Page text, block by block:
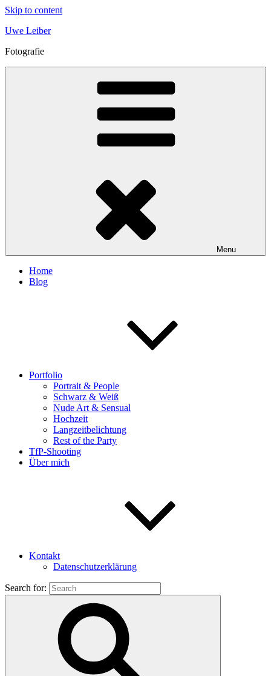
Skip to content
Uwe Leiber
Fotografie
Menu
Home
Blog
Portfolio
Portrait & People
Schwarz & Weiß
Nude Art & Sensual
Hochzeit
Langzeitbelichtung
Rest of the Party
TfP-Shooting
Über mich
Kontakt
Datenschutzerklärung
Search for: